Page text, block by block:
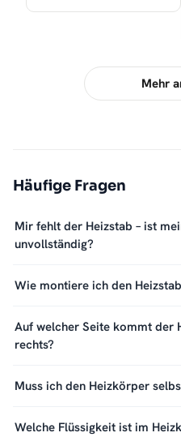
Mehr
Häufige Fragen
Mir fehlt der Heizstab – ist
unvollständig?
Wie montiere ich den
Auf welcher Seite kommt der
rechts?
Muss ich den Heizkörper
Welche Flüssigkeit ist im